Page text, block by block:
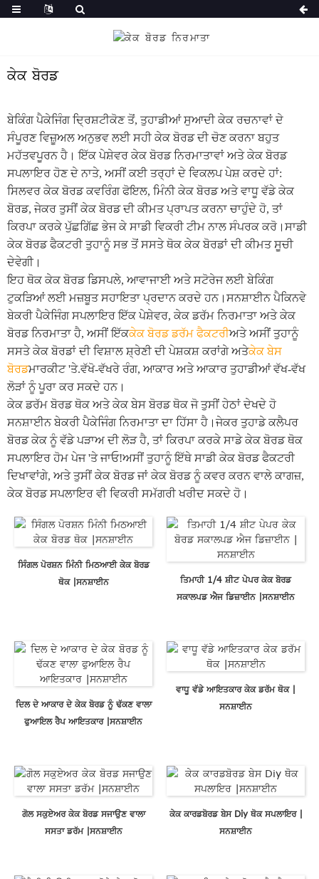
ਕੇਕ ਬੋਰਡ
ਬੇਕਿੰਗ ਪੈਕੇਜਿੰਗ ਦ੍ਰਿਸ਼ਟੀਕੋਣ ਤੋਂ, ਤੁਹਾਡੀਆਂ ਸੁਆਦੀ ਕੇਕ ਰਚਨਾਵਾਂ ਦੇ
ਸੰਪੂਰਣ ਵਿਜ਼ੂਅਲ ਅਨੁਭਵ ਲਈ ਸਹੀ ਕੇਕ ਬੋਰਡ ਦੀ ਚੋਣ ਕਰਨਾ ਬਹੁਤ
ਮਹੱਤਵਪੂਰਨ ਹੈ। ਇੱਕ ਪੇਸ਼ੇਵਰ ਕੇਕ ਬੋਰਡ ਨਿਰਮਾਤਾਵਾਂ ਅਤੇ ਕੇਕ ਬੋਰਡ
ਸਪਲਾਇਰ ਹੋਣ ਦੇ ਨਾਤੇ, ਅਸੀਂ ਕਈ ਤਰ੍ਹਾਂ ਦੇ ਵਿਕਲਪ ਪੇਸ਼ ਕਰਦੇ ਹਾਂ:
ਸਿਲਵਰ ਕੇਕ ਬੋਰਡ ਕਵਰਿੰਗ ਫੋਇਲ, ਮਿੰਨੀ ਕੇਕ ਬੋਰਡ ਅਤੇ ਵਾਧੂ ਵੱਡੇ ਕੇਕ
ਬੋਰਡ, ਜੇਕਰ ਤੁਸੀਂ ਕੇਕ ਬੋਰਡ ਦੀ ਕੀਮਤ ਪ੍ਰਾਪਤ ਕਰਨਾ ਚਾਹੁੰਦੇ ਹੋ, ਤਾਂ
ਕਿਰਪਾ ਕਰਕੇ ਪੁੱਛਗਿੱਛ ਭੇਜ ਕੇ ਸਾਡੀ ਵਿਕਰੀ ਟੀਮ ਨਾਲ ਸੰਪਰਕ ਕਰੋ।ਸਾਡੀ
ਕੇਕ ਬੋਰਡ ਫੈਕਟਰੀ ਤੁਹਾਨੂੰ ਸਭ ਤੋਂ ਸਸਤੇ ਥੋਕ ਕੇਕ ਬੋਰਡਾਂ ਦੀ ਕੀਮਤ ਸੂਚੀ
ਦੇਵੇਗੀ।
ਇਹ ਥੋਕ ਕੇਕ ਬੋਰਡ ਡਿਸਪਲੇ, ਆਵਾਜਾਈ ਅਤੇ ਸਟੋਰੇਜ ਲਈ ਬੇਕਿੰਗ
ਟੁਕੜਿਆਂ ਲਈ ਮਜ਼ਬੂਤ ​​​​ਸਹਾਇਤਾ ਪ੍ਰਦਾਨ ਕਰਦੇ ਹਨ।ਸਨਸ਼ਾਈਨ ਪੈਕਿਨਵੇ
ਬੇਕਰੀ ਪੈਕੇਜਿੰਗ ਸਪਲਾਇਰ ਇੱਕ ਪੇਸ਼ੇਵਰ, ਕੇਕ ਡਰੱਮ ਨਿਰਮਾਤਾ ਅਤੇ ਕੇਕ
ਬੋਰਡ ਨਿਰਮਾਤਾ ਹੈ, ਅਸੀਂ ਇੱਕਕੇਕ ਬੋਰਡ ਡਰੱਮ ਫੈਕਟਰੀਅਤੇ ਅਸੀਂ ਤੁਹਾਨੂੰ
ਸਸਤੇ ਕੇਕ ਬੋਰਡਾਂ ਦੀ ਵਿਸ਼ਾਲ ਸ਼੍ਰੇਣੀ ਦੀ ਪੇਸ਼ਕਸ਼ ਕਰਾਂਗੇ ਅਤੇਕੇਕ ਬੇਸ
ਬੋਰਡਮਾਰਕੀਟ 'ਤੇ.ਵੱਖੋ-ਵੱਖਰੇ ਰੰਗ, ਆਕਾਰ ਅਤੇ ਆਕਾਰ ਤੁਹਾਡੀਆਂ ਵੱਖ-ਵੱਖ
ਲੋੜਾਂ ਨੂੰ ਪੂਰਾ ਕਰ ਸਕਦੇ ਹਨ।
ਕੇਕ ਡਰੱਮ ਬੋਰਡ ਥੋਕ ਅਤੇ ਕੇਕ ਬੇਸ ਬੋਰਡ ਥੋਕ ਜੋ ਤੁਸੀਂ ਹੇਠਾਂ ਦੇਖਦੇ ਹੋ
ਸਨਸ਼ਾਈਨ ਬੇਕਰੀ ਪੈਕੇਜਿੰਗ ਨਿਰਮਾਤਾ ਦਾ ਹਿੱਸਾ ਹੈ।ਜੇਕਰ ਤੁਹਾਡੇ ਕਲੈਪਰ
ਬੋਰਡ ਕੇਕ ਨੂੰ ਵੱਡੇ ਪੜਾਅ ਦੀ ਲੋੜ ਹੈ, ਤਾਂ ਕਿਰਪਾ ਕਰਕੇ ਸਾਡੇ ਕੇਕ ਬੋਰਡ ਥੋਕ
ਸਪਲਾਇਰ ਹੋਮ ਪੇਜ 'ਤੇ ਜਾਓ!ਅਸੀਂ ਤੁਹਾਨੂੰ ਇੱਥੇ ਸਾਡੀ ਕੇਕ ਬੋਰਡ ਫੈਕਟਰੀ
ਦਿਖਾਵਾਂਗੇ, ਅਤੇ ਤੁਸੀਂ ਕੇਕ ਬੋਰਡ ਜਾਂ ਕੇਕ ਬੋਰਡ ਨੂੰ ਕਵਰ ਕਰਨ ਵਾਲੇ ਕਾਗਜ਼,
ਕੇਕ ਬੋਰਡ ਸਪਲਾਇਰ ਵੀ ਵਿਕਰੀ ਸਮੱਗਰੀ ਖਰੀਦ ਸਕਦੇ ਹੋ।
ਸਿੰਗਲ ਪੋਰਸ਼ਨ ਮਿੰਨੀ ਮਿਠਆਈ ਕੇਕ ਬੋਰਡ
ਥੋਕ |ਸਨਸ਼ਾਈਨ
ਤਿਮਾਹੀ 1/4 ਸ਼ੀਟ ਪੇਪਰ ਕੇਕ ਬੋਰਡ
ਸਕਾਲਪਡ ਐਜ ਡਿਜ਼ਾਈਨ |ਸਨਸ਼ਾਈਨ
ਦਿਲ ਦੇ ਆਕਾਰ ਦੇ ਕੇਕ ਬੋਰਡ ਨੂੰ ਢੱਕਣ ਵਾਲਾ
ਫੁਆਇਲ ਰੈਪ ਆਇਤਕਾਰ |ਸਨਸ਼ਾਈਨ
ਵਾਧੂ ਵੱਡੇ ਆਇਤਕਾਰ ਕੇਕ ਡਰੱਮ ਥੋਕ |
ਸਨਸ਼ਾਈਨ
ਗੋਲ ਸਕੁਏਅਰ ਕੇਕ ਬੋਰਡ ਸਜਾਉਣ ਵਾਲਾ
ਸਸਤਾ ਡਰੱਮ |ਸਨਸ਼ਾਈਨ
ਕੇਕ ਕਾਰਡਬੋਰਡ ਬੇਸ Diy ਥੋਕ ਸਪਲਾਇਰ |
ਸਨਸ਼ਾਈਨ